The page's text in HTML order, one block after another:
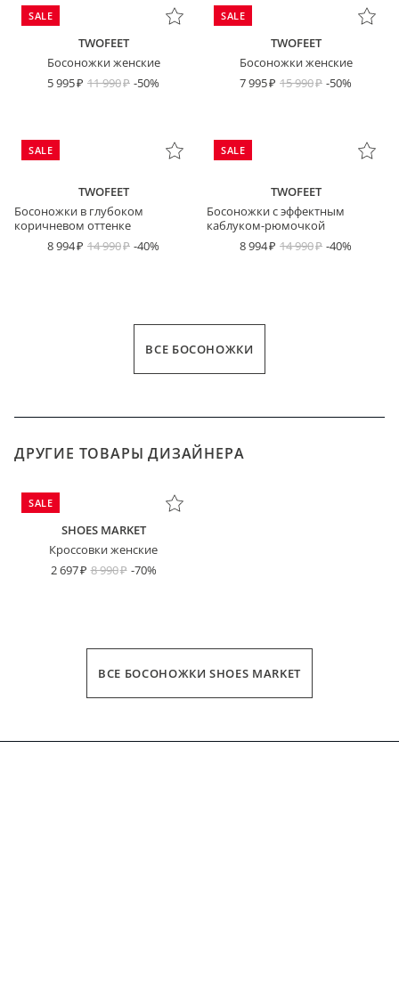
SALE
TWOFEET
Босоножки женские
5 995
11 990 -50%
SALE
TWOFEET
Босоножки женские
7 995
15 990 -50%
SALE
TWOFEET
Босоножки в глубоком
коричневом оттенке
8 994
14 990 -40%
SALE
TWOFEET
Босоножки с эффектным
каблуком-рюмочкой
8 994
14 990 -40%
ВСЕ БОСОНОЖКИ
ДРУГИЕ ТОВАРЫ ДИЗАЙНЕРА
SALE
SHOES MARKET
Кроссовки женские
2 697
8 990 -70%
ВСЕ БОСОНОЖКИ SHOES MARKET